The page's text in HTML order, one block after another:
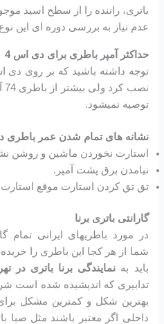
باتری، راننده را از سطح اسید
عدم نیاز به بررسی دوره ای این
حداکثر آمپر باطری برای دی اس 4
توصیه نمیشود.
نشانه های تمام شدن عمر باطری
استارت نخوردن ماشین و روشن
نیامدن برق پشت آمپر.
تق تق کردن استارت موقع
گارانتی باتری برنا
در مورد باطریهای ایرانی تمام
شما از هر کجا این باطری را خریده
باید به نمایندگی برنا باتری در
تدابیری که اندیشیده شده است
بهترین شکل و کمترین مشکل
داخلی اگر معتبر باشند مثل صبا